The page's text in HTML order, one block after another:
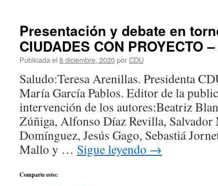
Presentación y debate en
CIUDADES CON PROYECTO
Publicada el 8 diciembre, 2020porCDU
Saludo:Teresa Arenillas. Presidenta
María García Pablos. Editor de la
intervención de los autores:Beatriz
Zúñiga, Alfonso Díaz Revilla, Salvador
Domínguez, Jesús Gago, Sebastiá
Mallo y … Sigue leyendo →
Comparte esto: